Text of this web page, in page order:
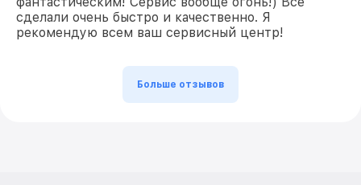
сделали очень быстро и качественно. Я
рекомендую всем ваш сервисный центр!
Больше отзывов